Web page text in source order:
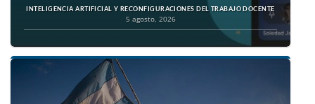
INTELIGENCIA ARTIFICIAL Y RECONFIGURACIONES DEL TRABAJO DOCENTE
5 agosto, 2026